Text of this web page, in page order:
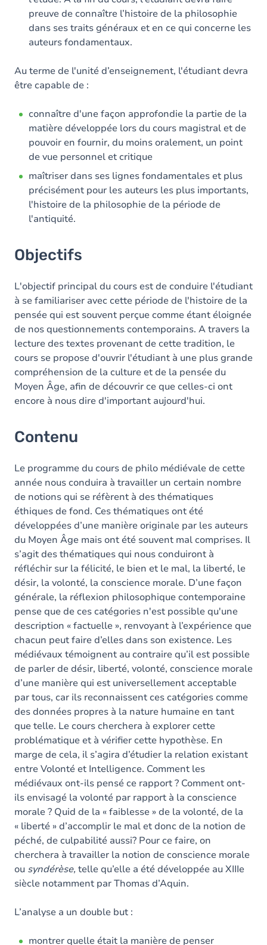
preuve de connaître l’histoire de la philosophie
dans ses traits généraux et en ce qui concerne les
auteurs fondamentaux.
Au terme de l'unité d’enseignement, l'étudiant devra
être capable de :
connaître d'une façon approfondie la partie de la
matière développée lors du cours magistral et de
pouvoir en fournir, du moins oralement, un point
de vue personnel et critique
maîtriser dans ses lignes fondamentales et plus
précisément pour les auteurs les plus importants,
l'histoire de la philosophie de la période de
l'antiquité.
Objectifs
L'objectif principal du cours est de conduire l'étudiant
à se familiariser avec cette période de l'histoire de la
pensée qui est souvent perçue comme étant éloignée
de nos questionnements contemporains. A travers la
lecture des textes provenant de cette tradition, le
cours se propose d'ouvrir l'étudiant à une plus grande
compréhension de la culture et de la pensée du
Moyen Âge, afin de découvrir ce que celles-ci ont
encore à nous dire d'important aujourd'hui.
Contenu
Le programme du cours de philo médiévale de cette
année nous conduira à travailler un certain nombre
de notions qui se réfèrent à des thématiques
éthiques de fond. Ces thématiques ont été
développées d’une manière originale par les auteurs
du Moyen Âge mais ont été souvent mal comprises. Il
s’agit des thématiques qui nous conduiront à
réfléchir sur la félicité, le bien et le mal, la liberté, le
désir, la volonté, la conscience morale. D’une façon
générale, la réflexion philosophique contemporaine
pense que de ces catégories n'est possible qu'une
description « factuelle », renvoyant à l’expérience que
chacun peut faire d’elles dans son existence. Les
médiévaux témoignent au contraire qu’il est possible
de parler de désir, liberté, volonté, conscience morale
d’une manière qui est universellement acceptable
par tous, car ils reconnaissent ces catégories comme
des données propres à la nature humaine en tant
que telle. Le cours cherchera à explorer cette
problématique et à vérifier cette hypothèse. En
marge de cela, il s’agira d’étudier la relation existant
entre Volonté et Intelligence. Comment les
médiévaux ont-ils pensé ce rapport ? Comment ont-
ils envisagé la volonté par rapport à la conscience
morale ? Quid de la « faiblesse » de la volonté, de la
« liberté » d’accomplir le mal et donc de la notion de
péché, de culpabilité aussi? Pour ce faire, on
cherchera à travailler la notion de conscience morale
ou syndérèse, telle qu’elle a été développée au XIIIe
siècle notamment par Thomas d’Aquin.
L’analyse a un double but :
montrer quelle était la manière de penser